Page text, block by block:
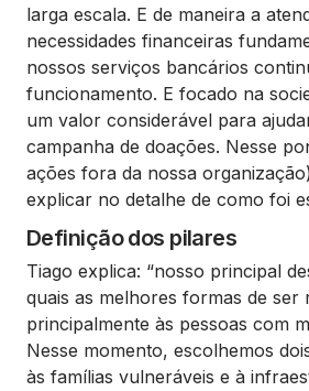
larga escala. E de maneira a
necessidades financeiras
nossos serviços bancários
funcionamento. E focado na
um valor considerável para
campanha de doações. Nesse
ações fora da nossa
explicar no detalhe de como foi
Definição dos pilares
Tiago explica: “nosso principal
quais as melhores formas de ser
principalmente às pessoas com
Nesse momento, escolhemos
às famílias vulneráveis e à